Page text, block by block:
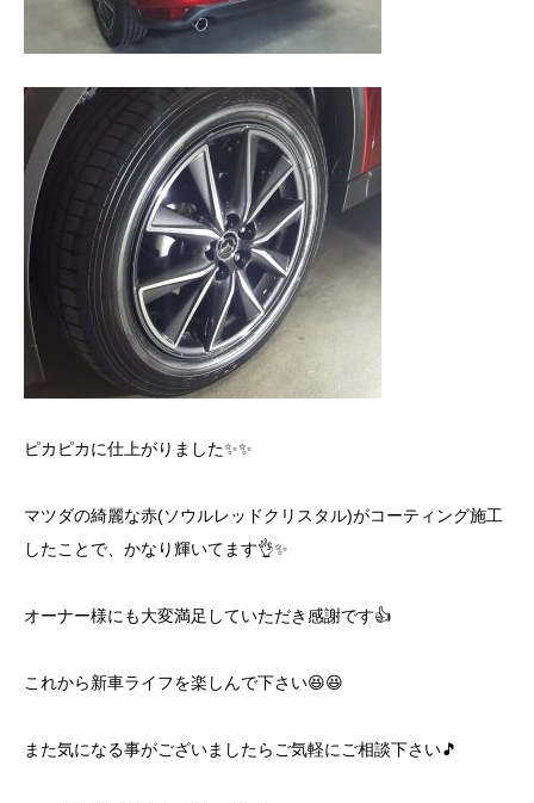
ピカピカに仕上がりました✨✨
マツダの綺麗な赤(ソウルレッドクリスタル)がコーティング施工
したことで、かなり輝いてます👌✨
オーナー様にも大変満足していただき感謝です👍
これから新車ライフを楽しんで下さい😆😆
また気になる事がございましたらご気軽にご相談下さい🎵